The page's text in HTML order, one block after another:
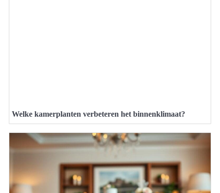
Welke kamerplanten verbeteren het binnenklimaat?